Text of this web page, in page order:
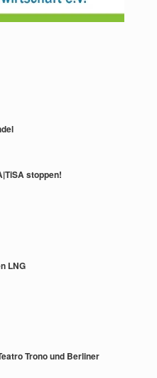
stoppen!
LNG
Trono und Berliner